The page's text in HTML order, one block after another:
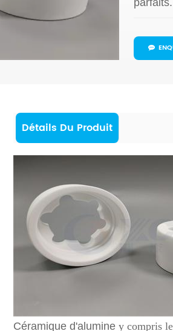
Détails Du Produit
Céramique d'alumine y compris